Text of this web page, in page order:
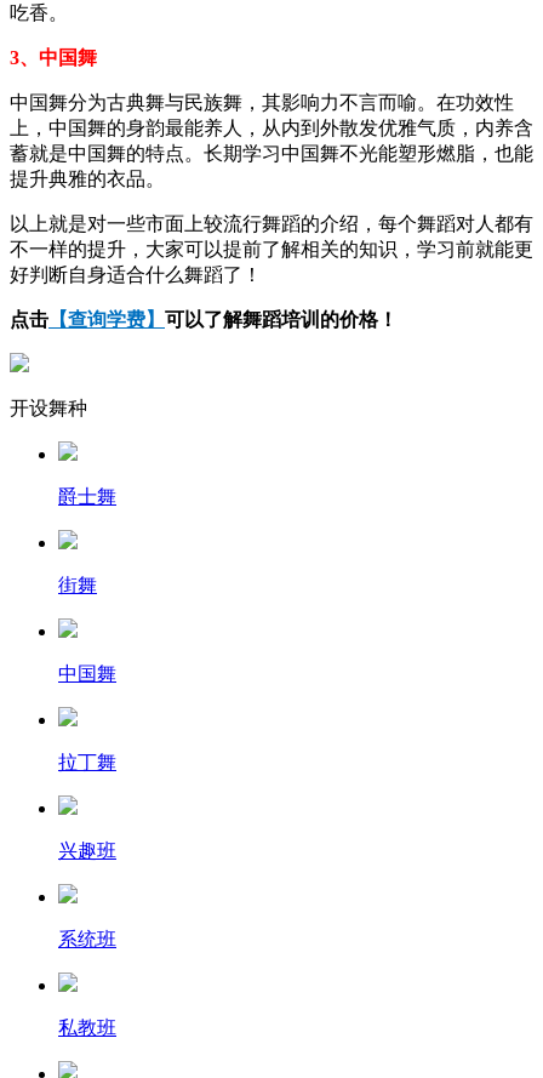
吃香。
3、中国舞
中国舞分为古典舞与民族舞，其影响力不言而喻。在功效性
上，中国舞的身韵最能养人，从内到外散发优雅气质，内养含
蓄就是中国舞的特点。长期学习中国舞不光能塑形燃脂，也能
提升典雅的衣品。
以上就是对一些市面上较流行舞蹈的介绍，每个舞蹈对人都有
不一样的提升，大家可以提前了解相关的知识，学习前就能更
好判断自身适合什么舞蹈了！
点击 【查询学费】 可以了解舞蹈培训的价格！
开设舞种
爵士舞
街舞
中国舞
拉丁舞
兴趣班
系统班
私教班